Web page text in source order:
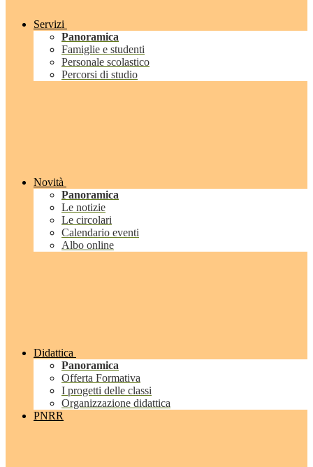
Servizi
Panoramica
Famiglie e studenti
Personale scolastico
Percorsi di studio
Novità
Panoramica
Le notizie
Le circolari
Calendario eventi
Albo online
Didattica
Panoramica
Offerta Formativa
I progetti delle classi
Organizzazione didattica
PNRR